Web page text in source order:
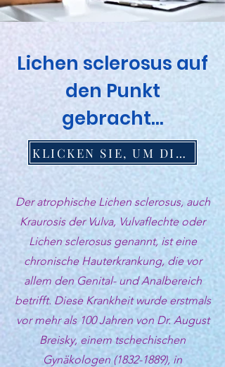
Lichen sclerosus auf
den Punkt
gebracht...
KLICKEN SIE, UM DIE VIDEOPRÄSENTATION ZU SEHEN
Der atrophische Lichen sclerosus, auch
Kraurosis der Vulva, Vulvaflechte oder
Lichen sclerosus genannt, ist eine
chronische Hauterkrankung, die vor
allem den Genital- und Analbereich
betrifft. Diese Krankheit wurde erstmals
vor mehr als 100 Jahren von Dr. August
Breisky, einem tschechischen
Gynäkologen (1832-1889), in